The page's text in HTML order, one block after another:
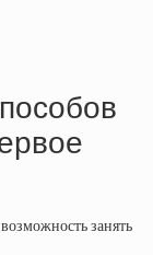
занять